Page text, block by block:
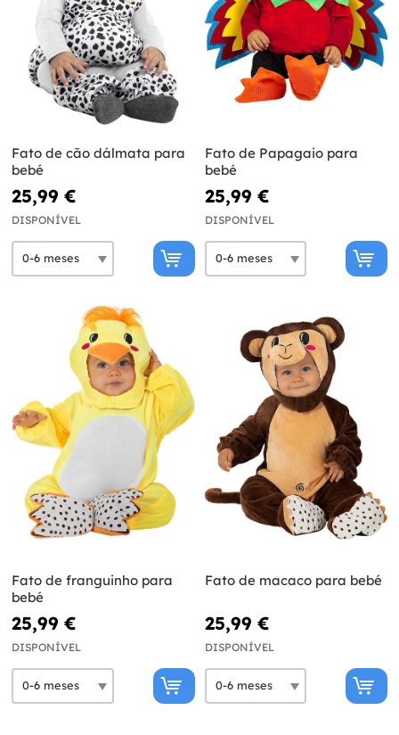
Fato de cão dálmata para
bebé
25,99 €
DISPONÍVEL
Fato de Papagaio para
bebé
25,99 €
DISPONÍVEL
Fato de franguinho para
bebé
25,99 €
DISPONÍVEL
Fato de macaco para bebé
25,99 €
DISPONÍVEL